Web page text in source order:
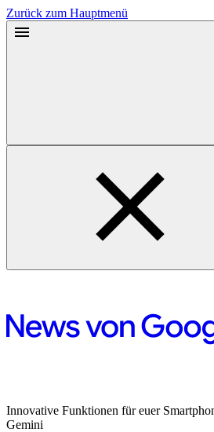
Zurück zum Hauptmenü
Innovative Funktionen für euer
Gemini